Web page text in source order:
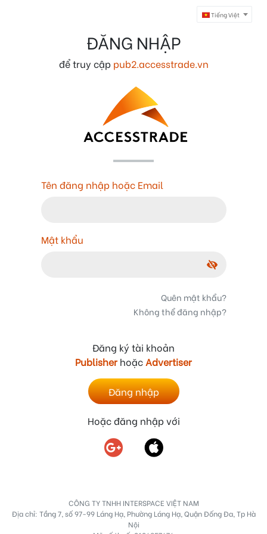
Tiếng Việt
ĐĂNG NHẬP
để truy cập pub2.accesstrade.vn
Tên đăng nhập hoặc Email
Mật khẩu
Quên mật khẩu?
Không thể đăng nhập?
Đăng ký tài khoản
Publisher hoặc Advertiser
Đăng nhập
Hoặc đăng nhập với
CÔNG TY TNHH INTERSPACE VIỆT NAM
Địa chỉ: Tầng 7, số 97-99 Láng Hạ, Phường Láng Hạ, Quận Đống Đa, Tp Hà
Nội